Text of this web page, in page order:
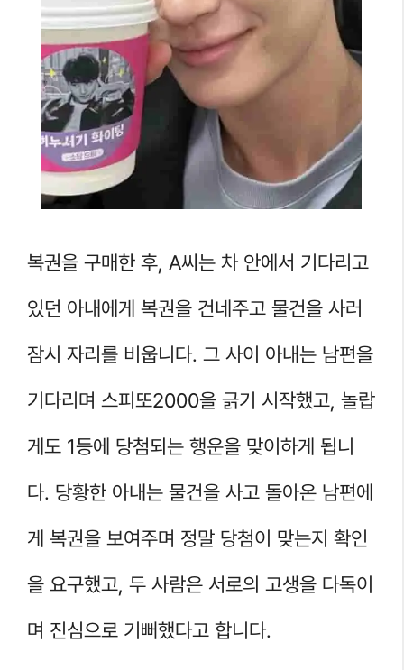
복권을 구매한 후, A씨는 차 안에서 기다리고
있던 아내에게 복권을 건네주고 물건을 사러
잠시 자리를 비웁니다. 그 사이 아내는 남편을
기다리며 스피또2000을 긁기 시작했고, 놀랍
게도 1등에 당첨되는 행운을 맞이하게 됩니
다. 당황한 아내는 물건을 사고 돌아온 남편에
게 복권을 보여주며 정말 당첨이 맞는지 확인
을 요구했고, 두 사람은 서로의 고생을 다독이
며 진심으로 기뻐했다고 합니다.